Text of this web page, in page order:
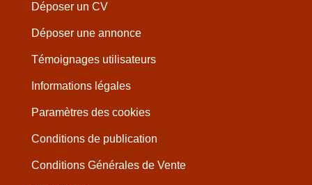
Déposer un CV
Déposer une annonce
Témoignages utilisateurs
Informations légales
Paramètres des cookies
Conditions de publication
Conditions Générales de Vente